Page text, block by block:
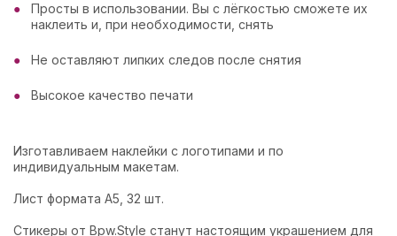
Просты в использовании. Вы с лёгкостью сможете их
наклеить и, при необходимости, снять
Не оставляют липких следов после снятия
Высокое качество печати
Изготавливаем наклейки с логотипами и по
индивидуальным макетам.
Лист формата А5, 32 шт.
Стикеры от Bpw.Style станут настоящим украшением для